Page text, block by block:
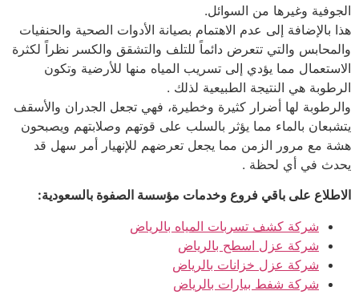
الجوفية وغيرها من السوائل.
هذا بالإضافة إلى عدم الاهتمام بصيانة الأدوات الصحية والحنفيات
والمحابس والتي تتعرض دائماً للتلف والتشقق والكسر نظراً لكثرة
الاستعمال مما يؤدي إلى تسريب المياه منها للأرضية وتكون
الرطوبة هي النتيجة الطبيعية لذلك .
والرطوبة لها أضرار كثيرة وخطيرة، فهي تجعل الجدران والأسقف
يتشبعان بالماء مما يؤثر بالسلب على قوتهم وصلابتهم ويصبحون
هشة مع مرور الزمن مما يجعل تعرضهم للإنهيار أمر سهل قد
يحدث في أي لحظة .
الاطلاع على باقي فروع وخدمات مؤسسة الصفوة بالسعودية:
شركة كشف تسربات المياه بالرياض
شركة عزل اسطح بالرياض
شركة عزل خزانات بالرياض
شركة شفط بيارات بالرياض